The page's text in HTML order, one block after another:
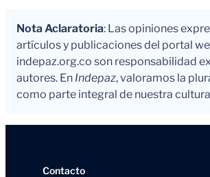
Nota Aclaratoria: Las opiniones
artículos y publicaciones del portal
indepaz.org.co son responsabilidad
autores. En Indepaz, valoramos la
como parte integral de nuestra
Contacto